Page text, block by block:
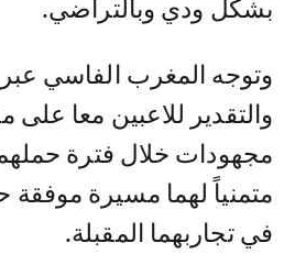
بشكل ودي وبالتراضي.
وتوجه المغرب الفاسي عبر
والتقدير للاعبين معا على
مجهودات خلال فترة
متمنياً لهما مسيرة موفقة
في تجاربهما المقبلة.